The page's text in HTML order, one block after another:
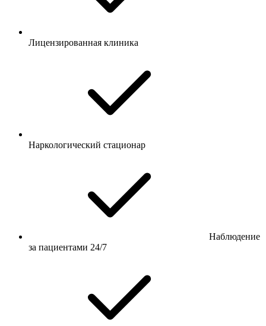
Лицензированная клиника
Наркологический стационар
Наблюдение
за пациентами 24/7